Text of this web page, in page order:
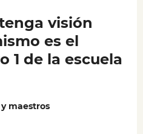
visión
es el
1 de la escuela
maestros